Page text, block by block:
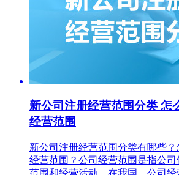
新公司注册经营范围分类 怎
经营范围
新公司注册经营范围分类有哪些
经营范围？公司经营范围是指公